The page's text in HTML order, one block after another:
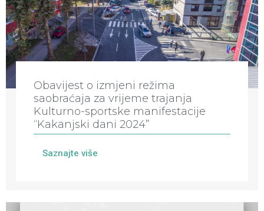
Obavijest o izmjeni režima
saobraćaja za vrijeme trajanja
Kulturno-sportske manifestacije
“Kakanjski dani 2024”
Saznajte više